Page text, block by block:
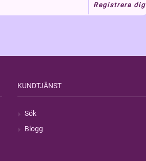
Registrera dig
KUNDTJÄNST
Sök
Blogg